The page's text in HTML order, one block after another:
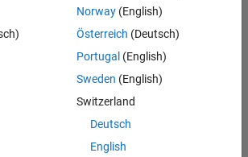
Norway(English)
Österreich (Deutsch)
Portugal (English)
Sweden (English)
Switzerland
Deutsch
English
Antipiratería
Estado de las aplicaciones
MathWorks, Inc.